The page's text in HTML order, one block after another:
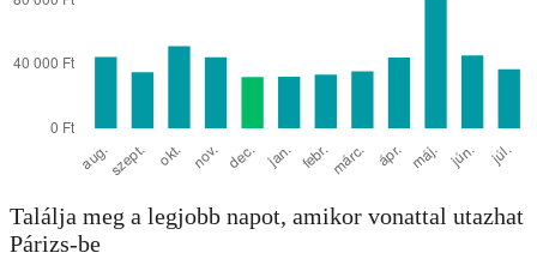
Találja meg a legjobb napot, amikor vonattal utazhat
Párizs-be